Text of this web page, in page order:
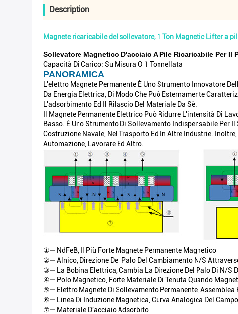
Description
Magnete ricaricabile del sollevatore, 1 Ton Magnetic Lifter a
Sollevatore Magnetico D'acciaio A Pile Ricaricabile Per Il
Capacità Di Carico: Su Misura O 1 Tonnellata
PANORAMICA
L'elettro Magnete Permanente È Uno Strumento Innovatore
Da Energia Elettrica, Di Modo Che Può Esternamente
L'adsorbimento Ed Il Rilascio Del Materiale Da Sè.
Il Magnete Permanente Elettrico Può Ridurre L'intensità Di
Basso. È Uno Strumento Di Sollevamento Indispensabile
Costruzione Navale, Nel Trasporto Ed In Altre Industrie.
Automazione, Lavorare Ed Altro.
①— NdFeB, Il Più Forte Magnete Permanente Magnetico
②— Alnico, Direzione Del Palo Del Cambiamento N/S
③— La Bobina Elettrica, Cambia La Direzione Del Palo Di N/S
④— Polo Magnetico, Forte Materiale Di Tenuta Quando
⑤— Elettro Magnete Di Sollevamento Permanente, Assemblea
⑥— Linea Di Induzione Magnetica, Curva Analogica Del
⑦— Materiale D'acciaio Adsorbito